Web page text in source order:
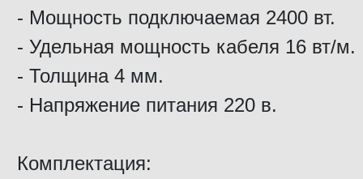
- Мощность подключаемая 2400 вт.
- Удельная мощность кабеля 16 вт/м.
- Толщина 4 мм.
- Напряжение питания 220 в.
Комплектация: